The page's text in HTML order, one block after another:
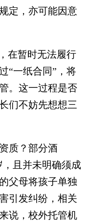
定，亦可能因意
暂时无法履行
“一纸合同”，将
。这一过程是否
们不妨先想想三
质？部分酒
，且并未明确须成
父母将孩子单独
引发纠纷，相关
说，校外托管机